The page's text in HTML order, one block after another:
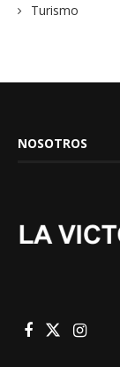
Turismo
NOSOTROS